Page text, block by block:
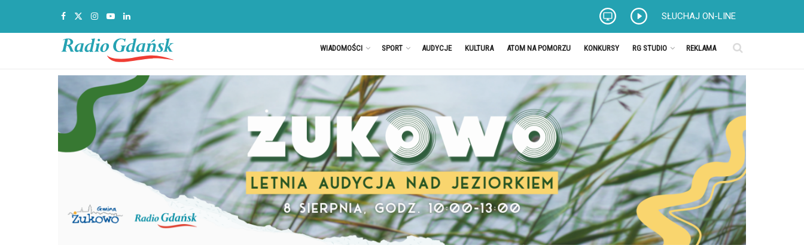
SŁUCHAJ ON-LINE
WIADOMOŚCI SPORT AUDYCJE KULTURA ATOM NA POMORZU KONKURSY RG STUDIO REKLAMA